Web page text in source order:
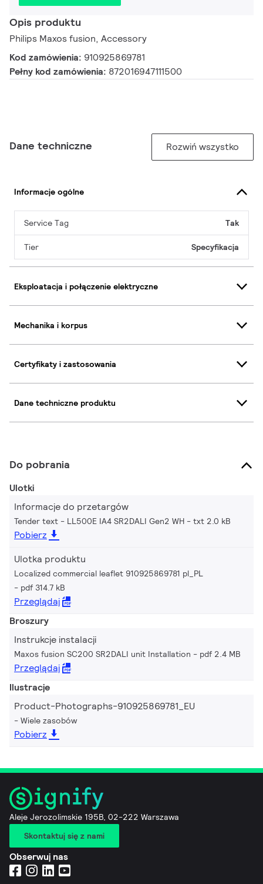
Opis produktu
Philips Maxos fusion, Accessory
Kod zamówienia: 910925869781
Pełny kod zamówienia: 872016947111500
Dane techniczne Rozwiń wszystko
Informacje ogólne
Service Tag Tak
Tier Specyfikacja
Eksploatacja i połączenie elektryczne
Mechanika i korpus
Certyfikaty i zastosowania
Dane techniczne produktu
Do pobrania
Ulotki
Informacje do przetargów
Tender text - LL500E IA4 SR2DALI Gen2 WH txt 2.0 kB
Pobierz
Ulotka produktu
Localized commercial leaflet 910925869781 pl_PL
pdf 314.7 kB
Przeglądaj
Broszury
Instrukcje instalacji
Maxos fusion SC200 SR2DALI unit Installation pdf 2.4 MB
Przeglądaj
Ilustracje
Product-Photographs-910925869781_EU
Wiele zasobów
Pobierz
Aleje Jerozolimskie 195B, 02-222 Warszawa
Skontaktuj się z nami
Obserwuj nas